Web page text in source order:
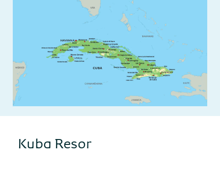
Kuba Resor